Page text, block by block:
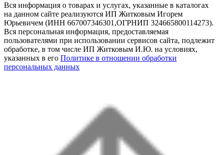
Вся информация о товарах и услугах, указанные в каталогах
на данном сайте реализуются ИП Житковым Игорем
Юрьевичем (ИНН 667007346301,ОГРНИП 324665800114273).
Вся персональная информация, предоставляемая
пользователями при использовании сервисов сайта, подлежит
обработке, в том числе ИП Житковым И.Ю. на условиях,
указанных в его Политике в отношении обработки
персональных данных